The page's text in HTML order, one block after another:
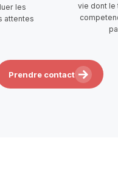
les
attentes
vie dont le
Prendre contact